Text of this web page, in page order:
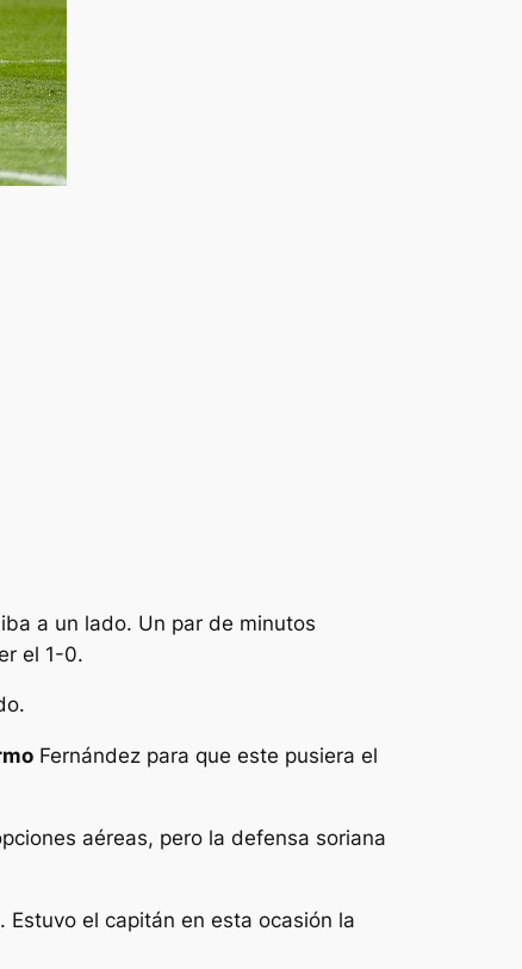
a un lado. Un par de minutos
el 1-0.
Fernández para que este pusiera el
aéreas, pero la defensa soriana
Estuvo el capitán en esta ocasión la